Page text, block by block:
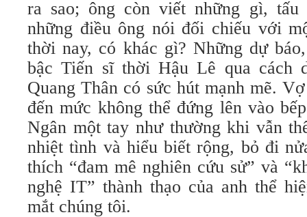
ra sao; ông còn viết những gì,
những điều ông nói đối chiếu với
thời nay, có khác gì? Những dự
bậc Tiến sĩ thời Hậu Lê qua cách
Quang Thân có sức hút mạnh mẽ.
đến mức không thể đứng lên vào
Ngân một tay như thường khi vẫn
nhiệt tình và hiểu biết rộng, bỏ đi
thích “đam mê nghiên cứu sử” và
nghệ IT” thành thạo của anh thể
mắt chúng tôi.